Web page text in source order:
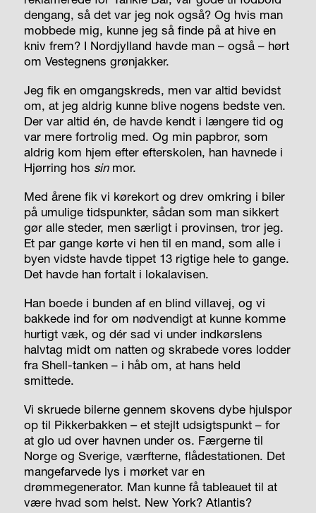
dengang, så det var jeg nok også? Og hvis man
mobbede mig, kunne jeg så finde på at hive en
kniv frem? I Nordjylland havde man – også – hørt
om Vestegnens grønjakker.
Jeg fik en omgangskreds, men var altid bevidst
om, at jeg aldrig kunne blive nogens bedste ven.
Der var altid én, de havde kendt i længere tid og
var mere fortrolig med. Og min papbror, som
aldrig kom hjem efter efterskolen, han havnede i
Hjørring hos sinmor.
Med årene fik vi kørekort og drev omkring i biler
på umulige tidspunkter, sådan som man sikkert
gør alle steder, men særligt i provinsen, tror jeg.
Et par gange kørte vi hen til en mand, som alle i
byen vidste havde tippet 13 rigtige hele to gange.
Det havde han fortalt i lokalavisen.
Han boede i bunden af en blind villavej, og vi
bakkede ind for om nødvendigt at kunne komme
hurtigt væk, og dér sad vi under indkørslens
halvtag midt om natten og skrabede vores lodder
fra Shell-tanken – i håb om, at hans held
smittede.
Vi skruede bilerne gennem skovens dybe hjulspor
op til Pikkerbakken –et stejlt udsigtspunkt – for
at glo ud over havnen under os. Færgerne til
Norge og Sverige, værfterne, flådestationen. Det
mangefarvede lys i mørket var en
drømmegenerator. Man kunne få tableauet til at
være hvad som helst. New York? Atlantis?